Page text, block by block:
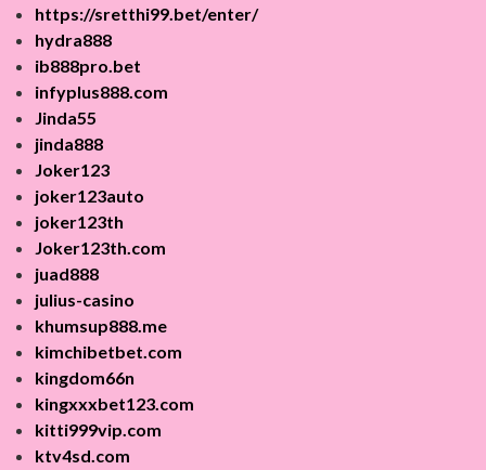
https://sretthi99.bet/enter/
hydra888
ib888pro.bet
infyplus888.com
Jinda55
jinda888
Joker123
joker123auto
joker123th
Joker123th.com
juad888
julius-casino
khumsup888.me
kimchibetbet.com
kingdom66n
kingxxxbet123.com
kitti999vip.com
ktv4sd.com